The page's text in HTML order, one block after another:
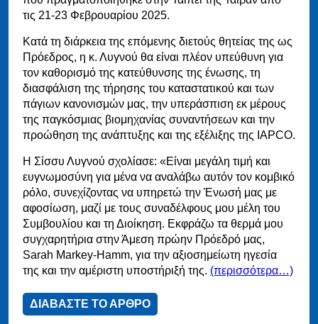
τις 21-23 Φεβρουαρίου 2025.
Κατά τη διάρκεια της επόμενης διετούς θητείας της ως
Πρόεδρος, η κ. Λυγνού θα είναι πλέον υπεύθυνη για
τον καθορισμό της κατεύθυνσης της ένωσης, τη
διασφάλιση της τήρησης του καταστατικού και των
πάγιων κανονισμών μας, την υπεράσπιση εκ μέρους
της παγκόσμιας βιομηχανίας συναντήσεων και την
προώθηση της ανάπτυξης και της εξέλιξης της IAPCO.
Η Σίσσυ Λυγνού σχολίασε: «Είναι μεγάλη τιμή και
ευγνωμοσύνη για μένα να αναλάβω αυτόν τον κομβικό
ρόλο, συνεχίζοντας να υπηρετώ την Ένωσή μας με
αφοσίωση, μαζί με τους συναδέλφους μου μέλη του
Συμβουλίου και τη Διοίκηση. Εκφράζω τα θερμά μου
συγχαρητήρια στην Άμεση πρώην Πρόεδρό μας,
Sarah Markey-Hamm, για την αξιοσημείωτη ηγεσία
της και την αμέριστη υποστήριξή της. (περισσότερα…)
ΔΙΑΒΑΣΤΕ ΤΟ ΑΡΘΡΟ